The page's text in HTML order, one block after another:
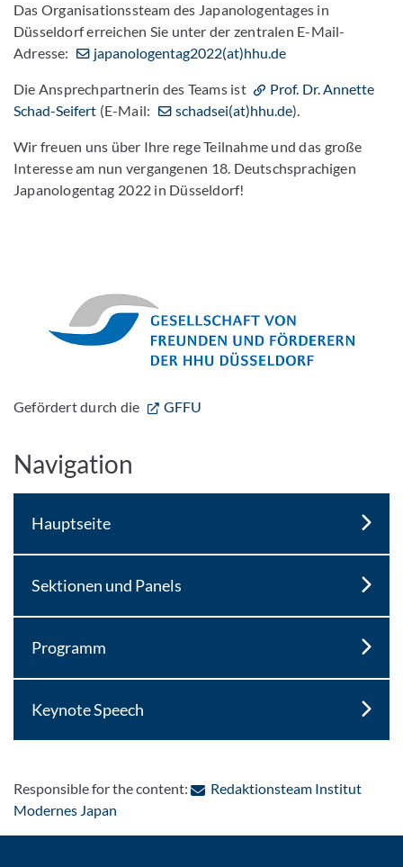
Das Organisationssteam des Japanologentages in
Düsseldorf erreichen Sie unter der zentralen E-Mail-
Adresse:
japanologentag2022(at)hhu.de
Die Ansprechpartnerin des Teams ist
Prof. Dr. Annette
Schad-Seifert (E-Mail: schadsei(at)hhu.de).
Wir freuen uns über Ihre rege Teilnahme und das große
Interesse am nun vergangenen 18. Deutschsprachigen
Japanologentag 2022 in Düsseldorf!
Gefördert durch die GFFU
Navigation
Hauptseite
Sektionen und Panels
Programm
Keynote Speech
Responsible for the content:
Redaktionsteam Institut
Modernes Japan